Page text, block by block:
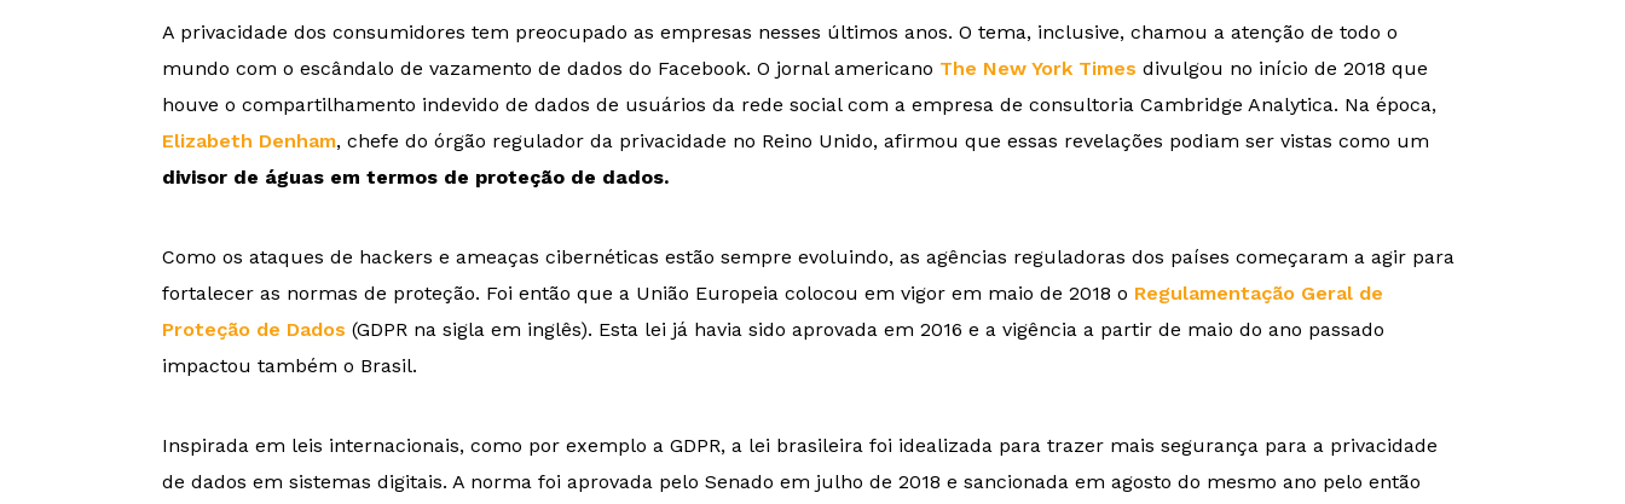
A privacidade dos consumidores tem preocupado as empresas nesses últimos anos. O tema, inclusive, chamou a atenção de todo o
mundo com o escândalo de vazamento de dados do Facebook. O jornal americano The New York Times divulgou no início de 2018 que
houve o compartilhamento indevido de dados de usuários da rede social com a empresa de consultoria Cambridge Analytica. Na época,
Elizabeth Denham, chefe do órgão regulador da privacidade no Reino Unido, afirmou que essas revelações podiam ser vistas como um
divisor de águas em termos de proteção de dados.
Como os ataques de hackers e ameaças cibernéticas estão sempre evoluindo, as agências reguladoras dos países começaram a agir para
fortalecer as normas de proteção. Foi então que a União Europeia colocou em vigor em maio de 2018 o Regulamentação Geral de
Proteção de Dados (GDPR na sigla em inglês). Esta lei já havia sido aprovada em 2016 e a vigência a partir de maio do ano passado
impactou também o Brasil.
Inspirada em leis internacionais, como por exemplo a GDPR, a lei brasileira foi idealizada para trazer mais segurança para a privacidade
de dados em sistemas digitais. A norma foi aprovada pelo Senado em julho de 2018 e sancionada em agosto do mesmo ano pelo então